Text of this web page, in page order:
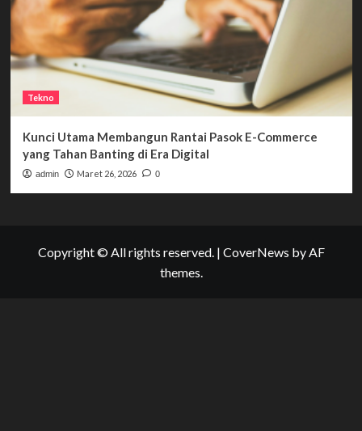
Tekno
Kunci Utama Membangun Rantai Pasok E-Commerce
yang Tahan Banting di Era Digital
admin Maret 26, 2026 0
Copyright © All rights reserved. | CoverNews by AF
themes.